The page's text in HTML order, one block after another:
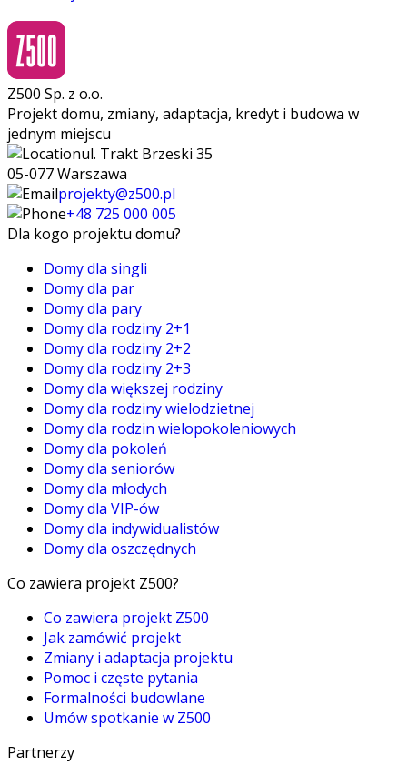
Z500 Sp. z o.o.
Projekt domu, zmiany, adaptacja, kredyt i budowa w
jednym miejscu
ul. Trakt Brzeski 35
05-077 Warszawa
projekty@z500.pl
+48 725 000 005
Dla kogo projektu domu?
Domy dla singli
Domy dla par
Domy dla pary
Domy dla rodziny 2+1
Domy dla rodziny 2+2
Domy dla rodziny 2+3
Domy dla większej rodziny
Domy dla rodziny wielodzietnej
Domy dla rodzin wielopokoleniowych
Domy dla pokoleń
Domy dla seniorów
Domy dla młodych
Domy dla VIP-ów
Domy dla indywidualistów
Domy dla oszczędnych
Co zawiera projekt Z500?
Co zawiera projekt Z500
Jak zamówić projekt
Zmiany i adaptacja projektu
Pomoc i częste pytania
Formalności budowlane
Umów spotkanie w Z500
Partnerzy